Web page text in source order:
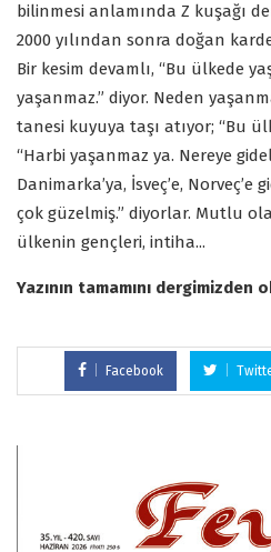
bilinmesi anlamında Z kuşağı
2000 yılından sonra doğan
Bir kesim devamlı, “Bu ülkede
yaşanmaz.” diyor. Neden
tanesi kuyuya taşı atıyor; “Bu
“Harbi yaşanmaz ya. Nereye
Danimarka’ya, İsveç’e,
çok güzelmiş.” diyorlar. Mutlu
ülkenin gençleri, intiha...
Yazının tamamını dergimizden
Facebook